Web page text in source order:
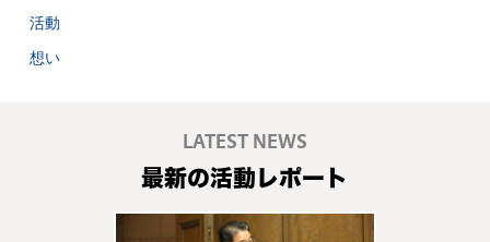
活動
想い
LATEST NEWS
最新の活動レポート